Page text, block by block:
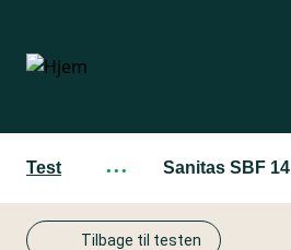
hovedindhold
Test ··· Sanitas SBF 14
Tilbage til testen